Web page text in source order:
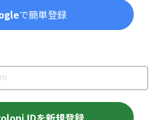
で簡単登録